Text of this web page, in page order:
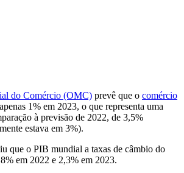
do Comércio (OMC) prevê que o comércio
1% em 2023, o que representa uma
à previsão de 2022, de 3,5%
estava em 3%).
que o PIB mundial a taxas de câmbio do
em 2022 e 2,3% em 2023.